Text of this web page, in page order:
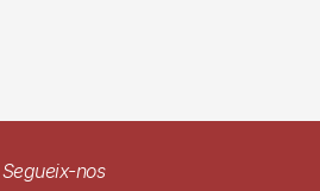
Segueix-nos